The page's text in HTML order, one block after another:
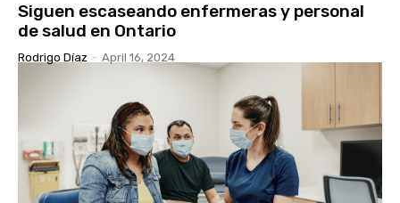
Siguen escaseando enfermeras y personal
de salud en Ontario
Rodrigo Díaz - April 16, 2024